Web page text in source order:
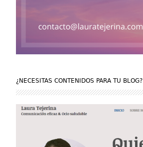
¿NECESITAS CONTENIDOS PARA TU BLOG?